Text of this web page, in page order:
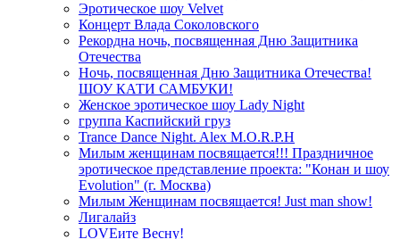
Эротическое шоу Velvet
Концерт Влада Соколовского
Рекордна ночь, посвященная Дню Защитника
Отечества
Ночь, посвященная Дню Защитника Отечества!
ШОУ КАТИ САМБУКИ!
Женское эротическое шоу Lady Night
группа Каспийский груз
Trance Dance Night. Alex M.O.R.P.H
Милым женщинам посвящается!!! Праздничное
эротическое представление проекта: "Конан и шоу
Evolution" (г. Москва)
Милым Женщинам посвящается! Just man show!
Лигалайз
LOVEите Весну!